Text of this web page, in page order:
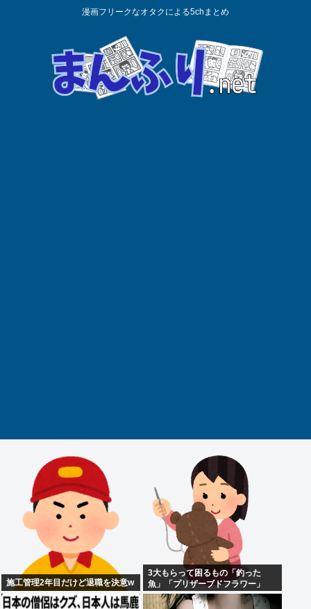
漫画フリークなオタクによる5chまとめ
施工管理2年目だけど退職を決意w
3大もらって困るもの「釣った
魚」「プリザーブドフラワー」